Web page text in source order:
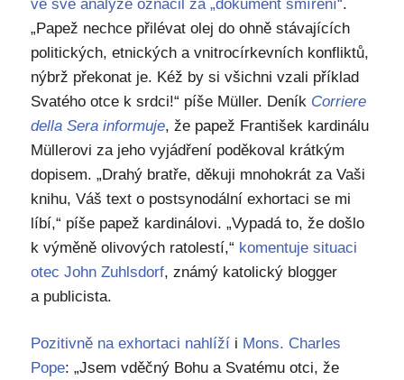
ve své analýze označil za „dokument smíření“.
„Papež nechce přilévat olej do ohně stávajících
politických, etnických a vnitrocírkevních konfliktů,
nýbrž překonat je. Kéž by si všichni vzali příklad
Svatého otce k srdci!“ píše Müller. Deník Corriere
della Sera informuje, že papež František kardinálu
Müllerovi za jeho vyjádření poděkoval krátkým
dopisem. „Drahý bratře, děkuji mnohokrát za Vaši
knihu, Váš text o postsynodální exhortaci se mi
líbí,“ píše papež kardinálovi. „Vypadá to, že došlo
k výměně olivových ratolestí,“ komentuje situaci
otec John Zuhlsdorf, známý katolický blogger
a publicista.
Pozitivně na exhortaci nahlížíi Mons. Charles
Pope: „Jsem vděčný Bohu a Svatému otci, že